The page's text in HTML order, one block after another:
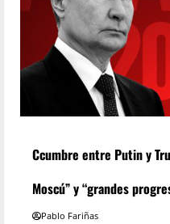
Ccumbre entre Putin y
Moscú” y “grandes
Pablo Fariñas